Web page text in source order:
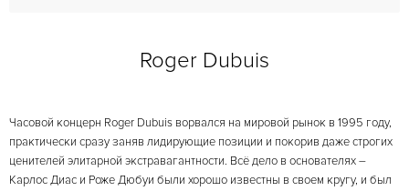
27-44
Roger Dubuis
Часовой концерн Roger Dubuis ворвался на мировой рынок в 1995 году,
практически сразу заняв лидирующие позиции и покорив даже строгих
ценителей элитарной экстравагантности. Всё дело в основателях –
Карлос Диас и Роже Дюбуи были хорошо известны в своем кругу, и был